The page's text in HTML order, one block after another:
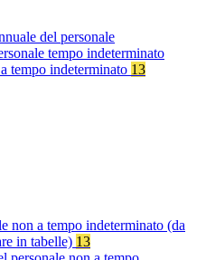
del personale
tempo indeterminato
tempo indeterminato 13
non a tempo indeterminato (da
in tabelle) 13